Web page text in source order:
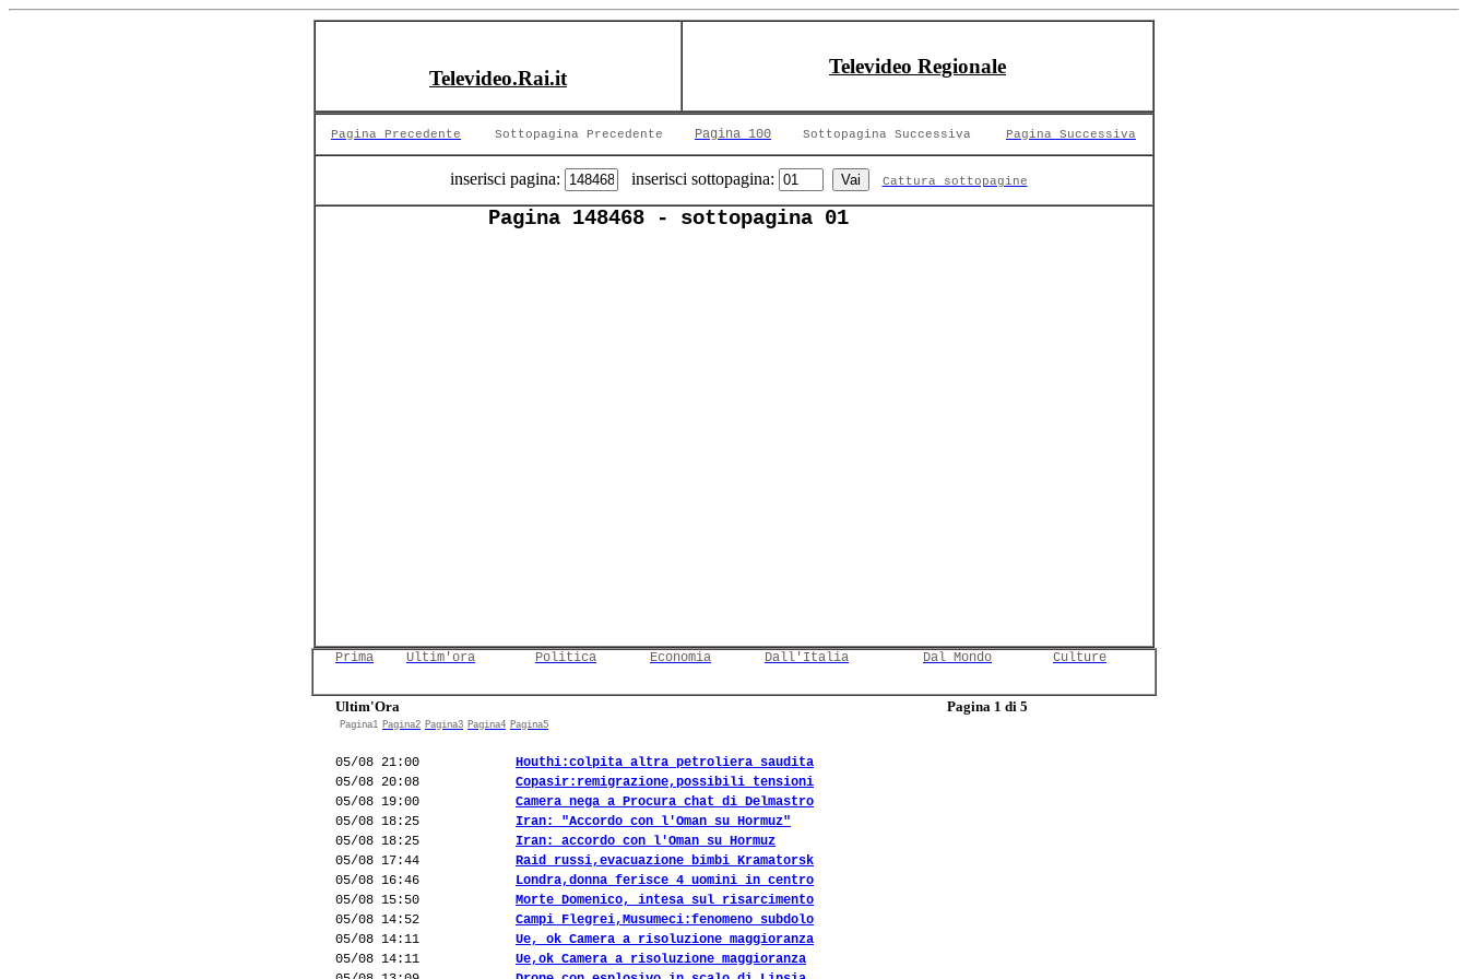
Televideo.Rai.it
Televideo Regionale
Pagina Precedente Sottopagina Precedente Pagina 100 Sottopagina Successiva Pagina Successiva
inserisci pagina: inserisci sottopagina: Cattura sottopagine
Pagina 148468 - sottopagina 01
Prima Ultim'ora Politica Economia Dall'Italia Dal Mondo Culture
Ultim'Ora Pagina 1 di 5
Pagina1 Pagina2 Pagina3 Pagina4 Pagina5
05/08 21:00
Houthi:colpita altra petroliera saudita
05/08 20:08
Copasir:remigrazione,possibili tensioni
05/08 19:00
Camera nega a Procura chat di Delmastro
05/08 18:25
Iran: "Accordo con l'Oman su Hormuz"
05/08 18:25
Iran: accordo con l'Oman su Hormuz
05/08 17:44
Raid russi,evacuazione bimbi Kramatorsk
05/08 16:46
Londra,donna ferisce 4 uomini in centro
05/08 15:50
Morte Domenico, intesa sul risarcimento
05/08 14:52
Campi Flegrei,Musumeci:fenomeno subdolo
05/08 14:11
Ue, ok Camera a risoluzione maggioranza
05/08 14:11
Ue,ok Camera a risoluzione maggioranza